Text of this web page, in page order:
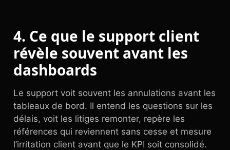
4. Ce que le support client
révèle souvent avant les
dashboards
Le support voit souvent les annulations avant les
tableaux de bord. Il entend les questions sur les
délais, voit les litiges remonter, repère les
références qui reviennent sans cesse et mesure
l’irritation client avant que le KPI soit consolidé.